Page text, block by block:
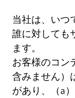
当社は、いつ
誰に対しても
ます。
お客様のコン
含みません）
があり、（a